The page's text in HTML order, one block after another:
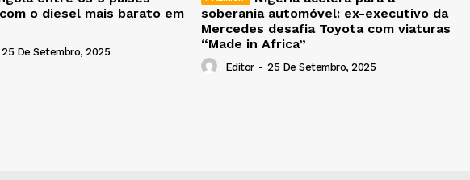
o diesel mais barato em
25 De Setembro, 2025
soberania automóvel: ex-executivo da
Mercedes desafia Toyota com viaturas
“Made in Africa”
Editor - 25 De Setembro, 2025